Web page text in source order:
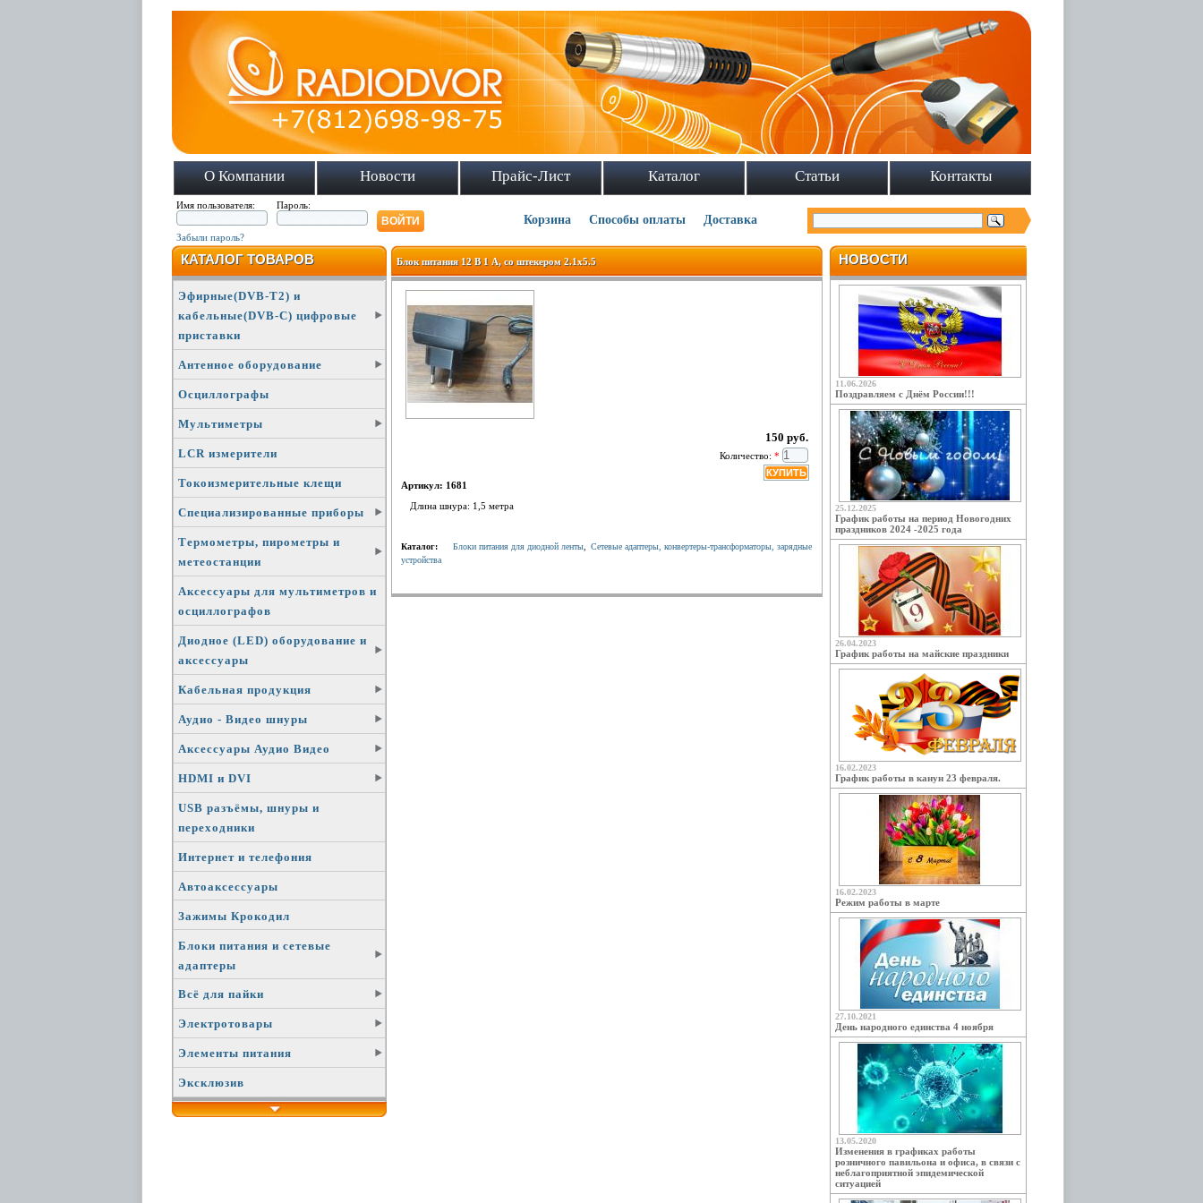
О Компании Новости Прайс-Лист Каталог Статьи Контакты
Имя пользователя: Пароль:
Забыли пароль?
Корзина Способы оплаты Доставка
КАТАЛОГ ТОВАРОВ
Эфирные(DVB-T2) и
кабельные(DVB-C) цифровые
приставки
Антенное оборудование
Осциллографы
Мультиметры
LCR измерители
Токоизмерительные клещи
Специализированные приборы
Термометры, пирометры и
метеостанции
Аксессуары для мультиметров и
осциллографов
Диодное (LED) оборудование и
аксессуары
Кабельная продукция
Аудио - Видео шнуры
Аксессуары Аудио Видео
HDMI и DVI
USB разъёмы, шнуры и
переходники
Интернет и телефония
Автоаксессуары
Зажимы Крокодил
Блоки питания и сетевые
адаптеры
Всё для пайки
Электротовары
Элементы питания
Эксклюзив
НОВОСТИ
11.06.2026
Поздравляем с Днём России!!!
25.12.2025
График работы на период Новогодних
праздников 2024 -2025 года
26.04.2023
График работы на майские праздники
16.02.2023
График работы в канун 23 февраля.
16.02.2023
Режим работы в марте
27.10.2021
День народного единства 4 ноября
13.05.2020
Изменения в графиках работы
розничного павильона и офиса, в связи с
неблагоприятной эпидемической
ситуацией
Блок питания 12 В 1 А, со штекером 2.1х5.5
150 руб.
Количество:*
Артикул: 1681
Длина шнура: 1,5 метра
Каталог: Блоки питания для диодной ленты
Сетевые адаптеры, конвертеры-трансформаторы, зарядные
устройства